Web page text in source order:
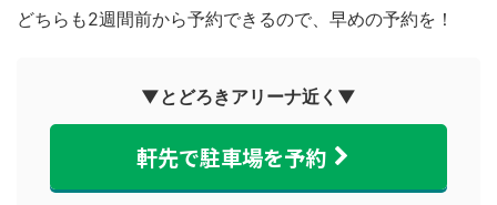
どちらも2週間前から予約できるので、早めの予約を！
▼とどろきアリーナ近く▼
軒先で駐車場を予約